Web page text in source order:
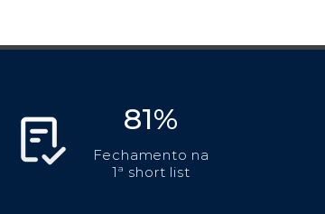
81%
Fechamento na
1ª short list